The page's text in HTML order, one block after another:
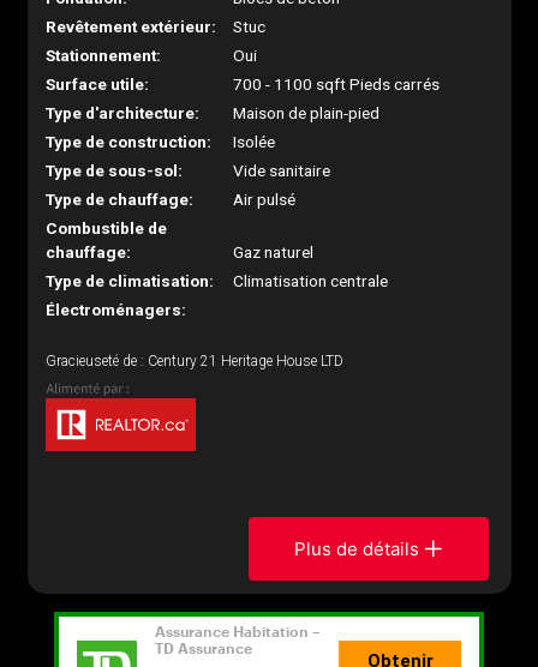
Revêtement extérieur:
Stuc
Stationnement:
Oui
Surface utile:
700 - 1100 sqft Pieds carrés
Type d'architecture:
Maison de plain-pied
Type de construction:
Isolée
Type de sous-sol:
Vide sanitaire
Type de chauffage:
Air pulsé
Combustible de
chauffage:
Gaz naturel
Type de climatisation:
Climatisation centrale
Électroménagers:
Gracieuseté de : Century 21 Heritage House LTD
Plus de détails